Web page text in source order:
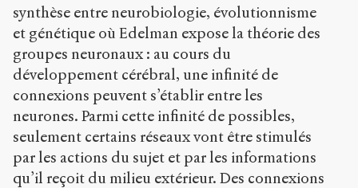
synthèse entre neurobiologie, évolutionnisme
et génétique où Edelman expose la théorie des
groupes neuronaux : au cours du
développement cérébral, une infinité de
connexions peuvent s’établir entre les
neurones. Parmi cette infinité de possibles,
seulement certains réseaux vont être stimulés
par les actions du sujet et par les informations
qu’il reçoit du milieu extérieur. Des connexions